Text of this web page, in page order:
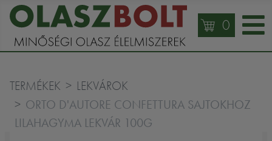
0
TERMÉKEK LEKVÁROK
ORTO D'AUTORE CONFETTURA SAJTOKHOZ
LILAHAGYMA LEKVÁR 100G